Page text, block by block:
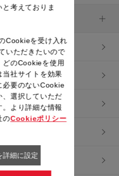
問
質問
せ
考えておりま
Cookieを受け入れ
いただきたいので
どのCookieを使用
社サイトを効果
必要のないCookie
、選択していただ
。より詳細な情報
のCookieポリシー
詳細に設定